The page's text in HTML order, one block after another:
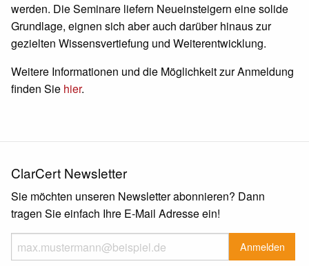
werden. Die Seminare liefern Neueinsteigern eine solide
Grundlage, eignen sich aber auch darüber hinaus zur
gezielten Wissensvertiefung und Weiterentwicklung.
Weitere Informationen und die Möglichkeit zur Anmeldung
finden Sie hier.
ClarCert Newsletter
Sie möchten unseren Newsletter abonnieren? Dann
tragen Sie einfach Ihre E-Mail Adresse ein!